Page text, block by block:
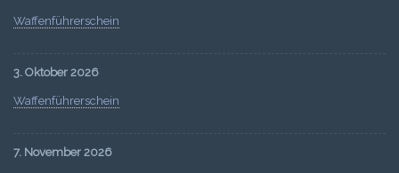
Waffenführerschein
3. Oktober 2026
Waffenführerschein
7. November 2026